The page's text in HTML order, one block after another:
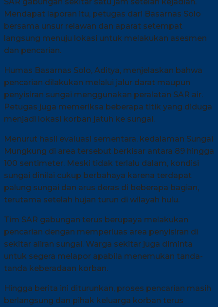
Mendapat laporan itu, petugas dari Basarnas Solo
bersama unsur relawan dan aparat setempat
langsung menuju lokasi untuk melakukan asesmen
dan pencarian.
Humas Basarnas Solo, Aditya, menjelaskan bahwa
pencarian dilakukan melalui jalur darat maupun
penyisiran sungai menggunakan peralatan SAR air.
Petugas juga memeriksa beberapa titik yang diduga
menjadi lokasi korban jatuh ke sungai.
Menurut hasil evaluasi sementara, kedalaman Sungai
Mungkung di area tersebut berkisar antara 89 hingga
100 sentimeter. Meski tidak terlalu dalam, kondisi
sungai dinilai cukup berbahaya karena terdapat
palung sungai dan arus deras di beberapa bagian,
terutama setelah hujan turun di wilayah hulu.
Tim SAR gabungan terus berupaya melakukan
pencarian dengan memperluas area penyisiran di
sekitar aliran sungai. Warga sekitar juga diminta
untuk segera melapor apabila menemukan tanda-
tanda keberadaan korban.
Hingga berita ini diturunkan, proses pencarian masih
berlangsung dan pihak keluarga korban terus